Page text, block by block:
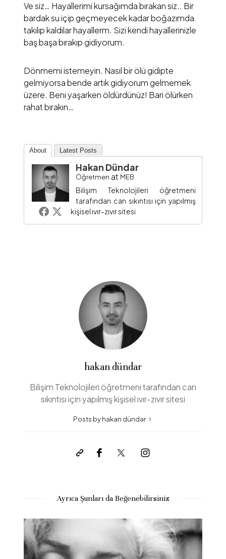
Ve siz… Hayallerimi kursağımda bırakan siz.. Bir
bardak su içip geçmeyecek kadar boğazımda
takılıp kaldılar hayallerm. Sizi kendi hayallerinizle
baş başa bırakıp gidiyorum.
Dönmemi istemeyin. Nasıl bir ölü gidipte
gelmiyorsa bende artık gidiyorum gelmemek
üzere. Beni yaşarken öldürdünüz! Bari ölürken
rahat bırakın…
About Latest Posts
Hakan Dündar
Öğretmen at MEB
Bilişim Teknolojileri öğretmeni
tarafından can sıkıntısı için yapılmış
kişisel ıvır-zıvır sitesi
hakan dündar
Bilişim Teknolojileri öğretmeni tarafından can
sıkıntısı için yapılmış kişisel ıvır-zıvır sitesi
Posts by hakan dündar
Ayrıca Şunları da Beğenebilirsiniz